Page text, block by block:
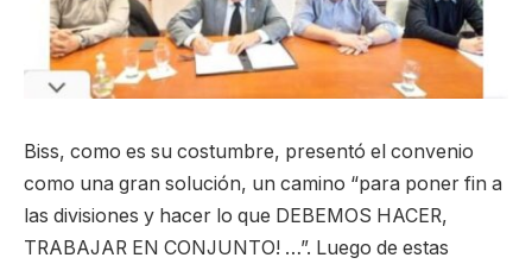
Biss, como es su costumbre, presentó el convenio
como una gran solución, un camino “para poner fin a
las divisiones y hacer lo que DEBEMOS HACER,
TRABAJAR EN CONJUNTO! …”. Luego de estas